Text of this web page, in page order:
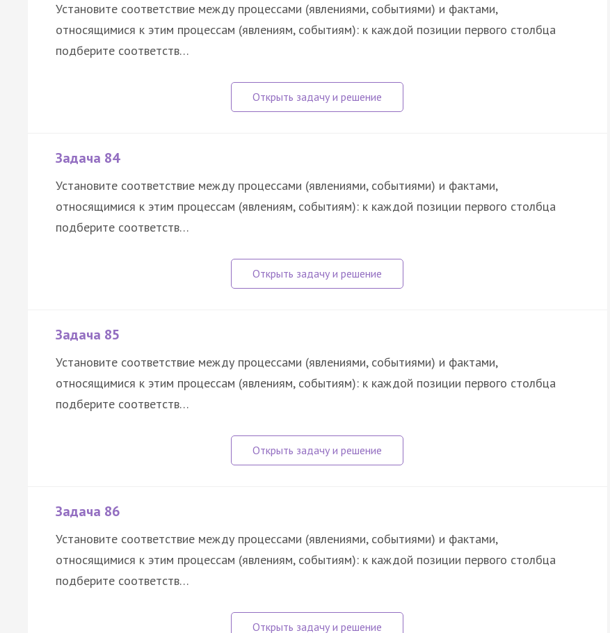
Установите соответствие между процессами (явлениями, событиями) и фактами,
относящимися к этим процессам (явлениям, событиям): к каждой позиции первого столбца
подберите соответств…
Задача 84
Установите соответствие между процессами (явлениями, событиями) и фактами,
относящимися к этим процессам (явлениям, событиям): к каждой позиции первого столбца
подберите соответств…
Задача 85
Установите соответствие между процессами (явлениями, событиями) и фактами,
относящимися к этим процессам (явлениям, событиям): к каждой позиции первого столбца
подберите соответств…
Задача 86
Установите соответствие между процессами (явлениями, событиями) и фактами,
относящимися к этим процессам (явлениям, событиям): к каждой позиции первого столбца
подберите соответств…